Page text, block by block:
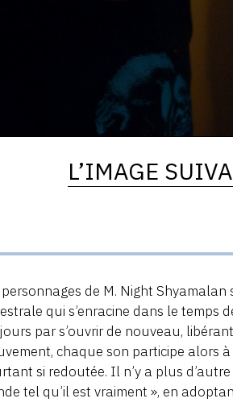
L’IMAGE
personnages de M. Night
qui s’enracine dans le temps
par s’ouvrir de nouveau,
chaque son participe alors
si redoutée. Il n’y a plus
tel qu’il est vraiment », en